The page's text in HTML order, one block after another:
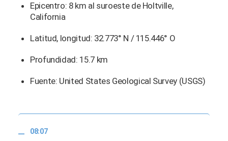
Epicentro: 8 km al suroeste de Holtville,
California
Latitud, longitud: 32.773° N / 115.446° O
Profundidad: 15.7 km
Fuente: United States Geological Survey (USGS)
08:07